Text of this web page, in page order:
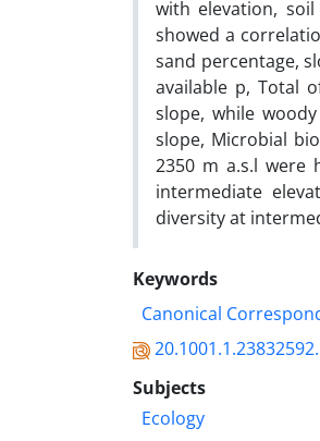
with elevation,
showed a
sand percentage,
available p, Total
slope, while
slope, Microbial
2350 m a.s.l were
intermediate
diversity at
Keywords
Canonical
Subjects
Ecology